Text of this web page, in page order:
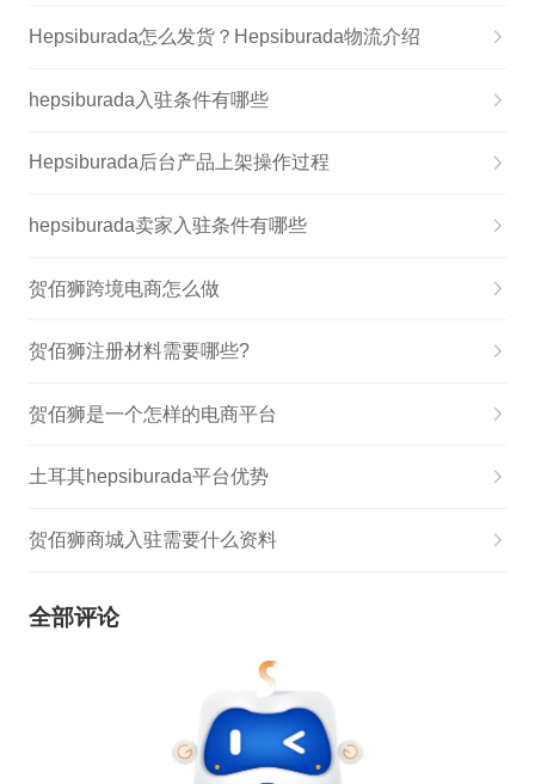
Hepsiburada怎么发货？Hepsiburada物流介绍
hepsiburada入驻条件有哪些
Hepsiburada后台产品上架操作过程
hepsiburada卖家入驻条件有哪些
贺佰狮跨境电商怎么做
贺佰狮注册材料需要哪些?
贺佰狮是一个怎样的电商平台
土耳其hepsiburada平台优势
贺佰狮商城入驻需要什么资料
全部评论